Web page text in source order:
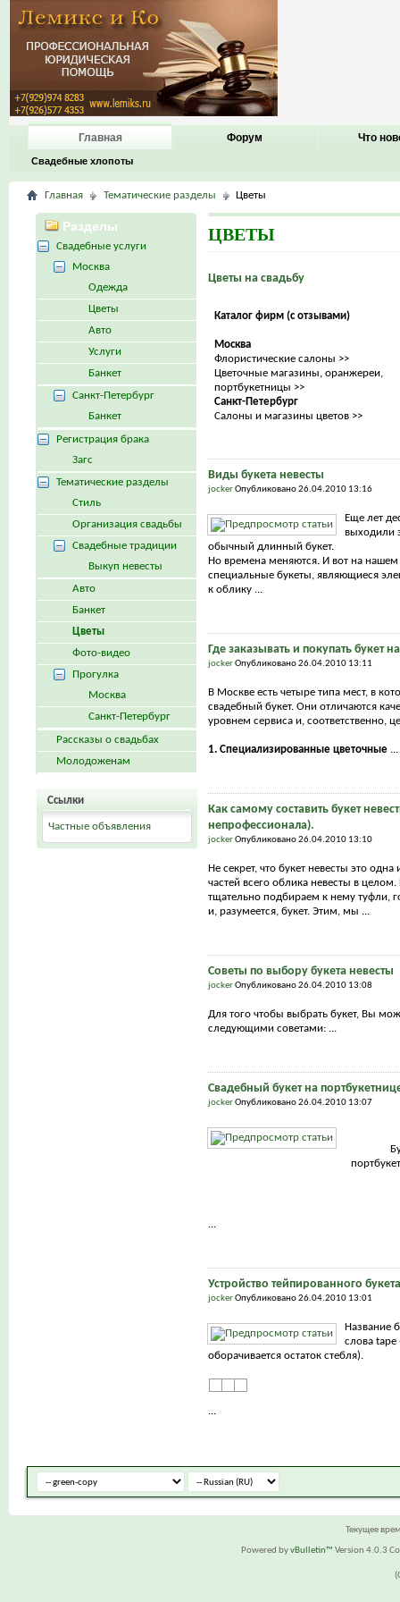
Главная
Свадебные хлопоты
Форум Что
Главная Тематические разделы Цветы
ЦВЕТЫ
Цветы на свадьбу
Каталог фирм (с отзывами)
Москва
Флористические салоны >>
Цветочные магазины, оранжереи,
портбукетницы >>
Санкт-Петербург
Салоны и магазины цветов >>
Виды букета невесты
jockerОпубликовано 26.04.2010 13:16
Еще лет
выходили
обычный длинный букет.
Но времена меняются. И вот на
специальные букеты, являющиеся
к облику ...
Где заказывать и покупать букет
jockerОпубликовано 26.04.2010 13:11
В Москве есть четыре типа мест, в
свадебный букет. Они отличаются
уровнем сервиса и, соответственно,
1. Специализированные цветочные...
Как самому составить букет
непрофессионала).
jockerОпубликовано 26.04.2010 13:10
Не секрет, что букет невесты это
частей всего облика невесты в
тщательно подбираем к нему туфли,
и, разумеется, букет. Этим, мы ...
Советы по выбору букета невесты
jockerОпубликовано 26.04.2010 13:08
Для того чтобы выбрать букет, Вы
следующими советами: ...
Свадебный букет на
jockerОпубликовано 26.04.2010 13:07
...
Устройство тейпированного букета
jockerОпубликовано 26.04.2010 13:01
Название
слова tape
оборачивается остаток стебля).
...
Разделы
Свадебные услуги
Москва
Одежда
Цветы
Авто
Услуги
Банкет
Санкт-Петербург
Банкет
Регистрация брака
Загс
Тематические разделы
Стиль
Организация свадьбы
Свадебные традиции
Выкуп невесты
Авто
Банкет
Цветы
Фото-видео
Прогулка
Москва
Санкт-Петербург
Рассказы о свадьбах
Молодоженам
Ссылки
Частные объявления
Текущее
Powered byvBulletin™ Version 4.0.3